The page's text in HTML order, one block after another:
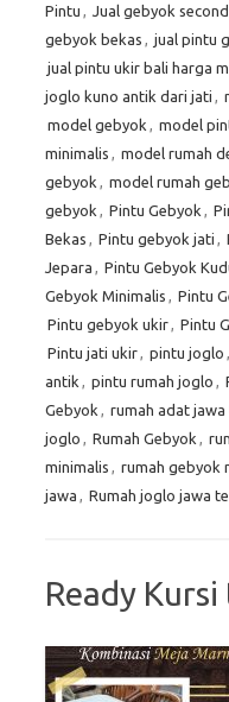
Pintu , Jual gebyok second
gebyok bekas , jual pintu
jual pintu ukir bali harga
joglo kuno antik dari jati ,
model gebyok , model
minimalis , model rumah
gebyok , model rumah
gebyok , Pintu Gebyok ,
Bekas , Pintu gebyok jati ,
Jepara , Pintu Gebyok
Gebyok Minimalis , Pintu
Pintu gebyok ukir, Pintu
Pintu jati ukir, pintu joglo ,
antik , pintu rumah joglo ,
Gebyok , rumah adat jawa
joglo , Rumah Gebyok ,
minimalis , rumah gebyok
jawa , Rumah joglo jawa
Ready